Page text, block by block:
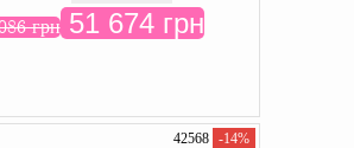
грн51 674 грн
42568 -14%